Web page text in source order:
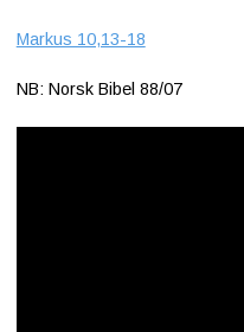
Kontakt
Markus 10,13-18
NB: Norsk Bibel 88/07